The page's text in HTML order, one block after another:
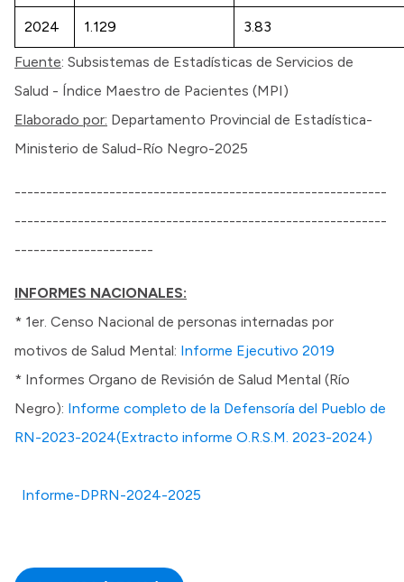
2024 1.129 3.83
Fuente: Subsistemas de Estadísticas de Servicios de
Salud - Índice Maestro de Pacientes (MPI)
Elaborado por: Departamento Provincial de Estadística-
Ministerio de Salud-Río Negro-2025
-----------------------------------------------------------
-----------------------------------------------------------
----------------------
INFORMES NACIONALES:
* 1er. Censo Nacional de personas internadas por
motivos de Salud Mental: Informe Ejecutivo 2019
* Informes Organo de Revisión de Salud Mental (Río
Negro): Informe completo de la Defensoría del Pueblo de
RN-2023-2024(Extracto informe O.R.S.M. 2023-2024)
Informe-DPRN-2024-2025